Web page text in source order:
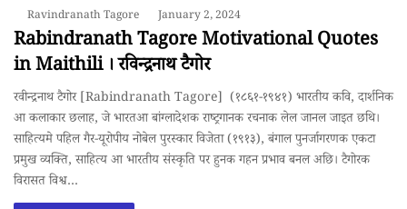
Ravindranath Tagore January 2, 2024
Rabindranath Tagore Motivational Quotes
in Maithili । रविन्द्रनाथ टैगोर
रवीन्द्रनाथ टैगोर [Rabindranath Tagore] (१८६१-१९४१) भारतीय कवि, दार्शनिक
आ कलाकार छलाह, जे भारतआ बांग्लादेशक राष्ट्रगानक रचनाक लेल जानल जाइत छथि।
साहित्यमे पहिल गैर-यूरोपीय नोबेल पुरस्कार विजेता (१९१३), बंगाल पुनर्जागरणक एकटा
प्रमुख व्यक्ति, साहित्य आ भारतीय संस्कृति पर हुनक गहन प्रभाव बनल अछि। टैगोरक
विरासत विश्व…